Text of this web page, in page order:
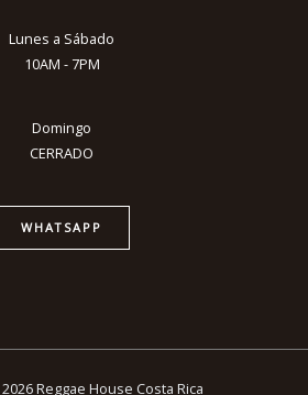
Lunes a Sábado
10AM - 7PM
Domingo
CERRADO
WHATSAPP
Reggae House Costa Rica